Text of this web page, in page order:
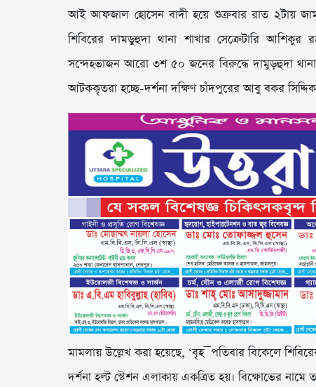
আই আফজাল হোসেন বাদী হয়ে শুক্রবার রাত ২টায়
শিবিরের দামড়ুহুদা থানা শাখার সেক্রেটারি
সন্দেহভাজন আরো ৩শ ৫০ জনের বিরুদ্ধে দামুড়হুদা
আটককৃতরা হচ্ছে-দর্শনা দক্ষিণ চাঁদপুরের আবু বকর
মামলায় উল্লেখ করা হয়েছে, ‘বৃহ¯পতিবার বিকেলে
দর্শনা হল্ট স্টেশন এলাকায় একত্রিত হয়। বিক্ষোভের